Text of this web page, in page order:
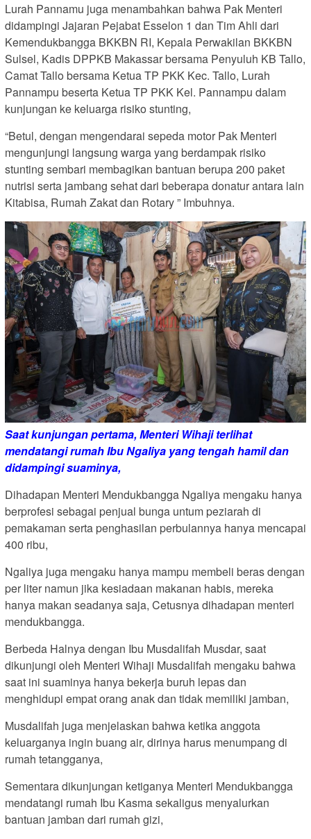
Lurah Pannamu juga menambahkan bahwa Pak Menteri
didampingi Jajaran Pejabat Esselon 1 dan Tim Ahli dari
Kemendukbangga BKKBN RI, Kepala Perwakilan BKKBN
Sulsel, Kadis DPPKB Makassar bersama Penyuluh KB Tallo,
Camat Tallo bersama Ketua TP PKK Kec. Tallo, Lurah
Pannampu beserta Ketua TP PKK Kel. Pannampu dalam
kunjungan ke keluarga risiko stunting,
“Betul, dengan mengendarai sepeda motor Pak Menteri
mengunjungi langsung warga yang berdampak risiko
stunting sembari membagikan bantuan berupa 200 paket
nutrisi serta jambang sehat dari beberapa donatur antara lain
Kitabisa, Rumah Zakat dan Rotary ” Imbuhnya.
Saat kunjungan pertama, Menteri Wihaji terlihat
mendatangi rumah Ibu Ngaliya yang tengah hamil dan
didampingi suaminya,
Dihadapan Menteri Mendukbangga Ngaliya mengaku hanya
berprofesi sebagai penjual bunga untum peziarah di
pemakaman serta penghasilan perbulannya hanya mencapai
400 ribu,
Ngaliya juga mengaku hanya mampu membeli beras dengan
per liter namun jika kesiadaan makanan habis, mereka
hanya makan seadanya saja, Cetusnya dihadapan menteri
mendukbangga.
Berbeda Halnya dengan Ibu Musdalifah Musdar, saat
dikunjungi oleh Menteri Wihaji Musdalifah mengaku bahwa
saat ini suaminya hanya bekerja buruh lepas dan
menghidupi empat orang anak dan tidak memiliki jamban,
Musdalifah juga menjelaskan bahwa ketika anggota
keluarganya ingin buang air, dirinya harus menumpang di
rumah tetangganya,
Sementara dikunjungan ketiganya Menteri Mendukbangga
mendatangi rumah Ibu Kasma sekaligus menyalurkan
bantuan jamban dari rumah gizi,